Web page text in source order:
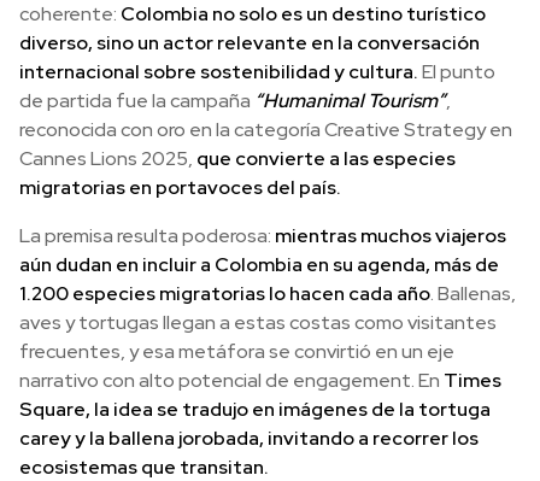
coherente: Colombia no solo es un destino turístico
diverso, sino un actor relevante en la conversación
internacional sobre sostenibilidad y cultura.El punto
de partida fue la campaña “Humanimal Tourism”,
reconocida con oro en la categoría Creative Strategy en
Cannes Lions 2025, que convierte a las especies
migratorias en portavoces del país.
La premisa resulta poderosa: mientras muchos viajeros
aún dudan en incluir a Colombia en su agenda, más de
1.200 especies migratorias lo hacen cada año. Ballenas,
aves y tortugas llegan a estas costas como visitantes
frecuentes, y esa metáfora se convirtió en un eje
narrativo con alto potencial de engagement. En Times
Square, la idea se tradujo en imágenes de la tortuga
carey y la ballena jorobada, invitando a recorrer los
ecosistemas que transitan.